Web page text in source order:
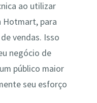
ao utilizar
Hotmart, para
vendas. Isso
negócio de
público maior
seu esforço